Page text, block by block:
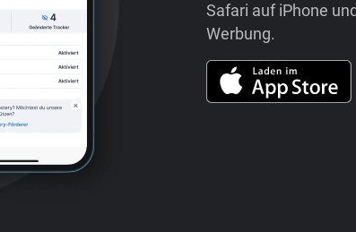
Safari auf iPhone
Werbung.